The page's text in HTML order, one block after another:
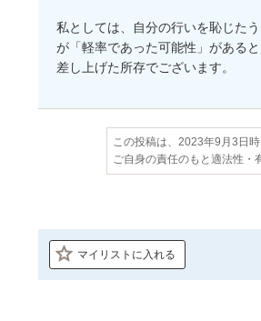
私としては、自分の行いを恥じた
が「軽率であった可能性」がある
差し上げた所存でございます。
この投稿は、2023年9月3日時
ご自身の責任のもと適法性・
マイリストに入れる